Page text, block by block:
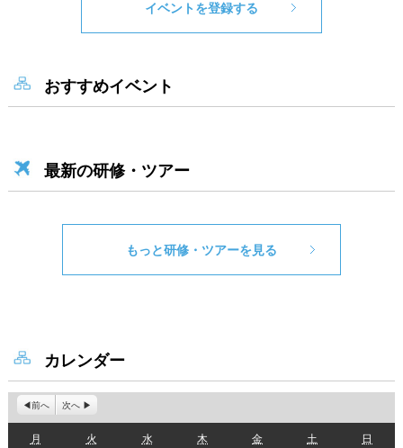
イベントを登録する
おすすめイベント
最新の研修・ツアー
もっと研修・ツアーを見る
カレンダー
前へ 次へ
月 火 水水
木 金金
土 日